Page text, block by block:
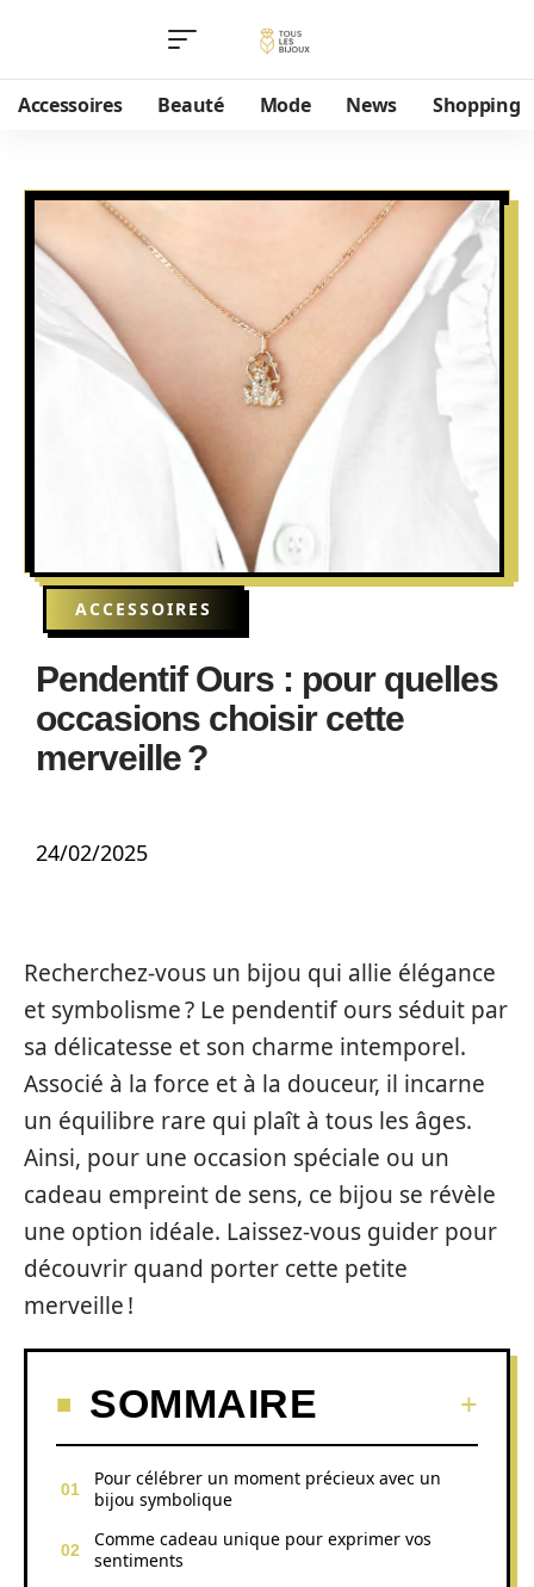
Accessoires Beauté Mode News Shopping
ACCESSOIRES
Pendentif Ours : pour quelles
occasions choisir cette
merveille ?
24/02/2025
Recherchez-vous un bijou qui allie élégance
et symbolisme ? Le pendentif ours séduit par
sa délicatesse et son charme intemporel.
Associé à la force et à la douceur, il incarne
un équilibre rare qui plaît à tous les âges.
Ainsi, pour une occasion spéciale ou un
cadeau empreint de sens, ce bijou se révèle
une option idéale. Laissez-vous guider pour
découvrir quand porter cette petite
merveille !
SOMMAIRE
Pour célébrer un moment précieux avec un
bijou symbolique
Comme cadeau unique pour exprimer vos
sentiments